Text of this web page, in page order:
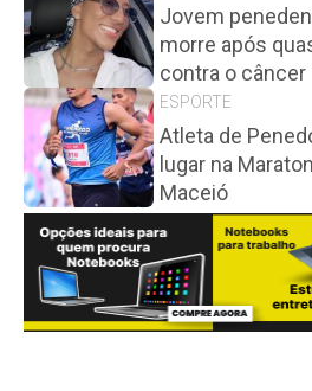
Jovem
morre após
contra o câncer
ESPORTE
Atleta de
lugar na
Maceió